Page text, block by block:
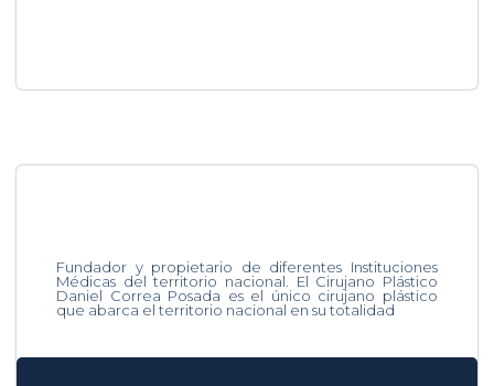
Fundador y propietario de diferentes Instituciones
Médicas del territorio nacional. El Cirujano Plástico
Daniel Correa Posada es el único cirujano plástico
que abarca el territorio nacional en su totalidad